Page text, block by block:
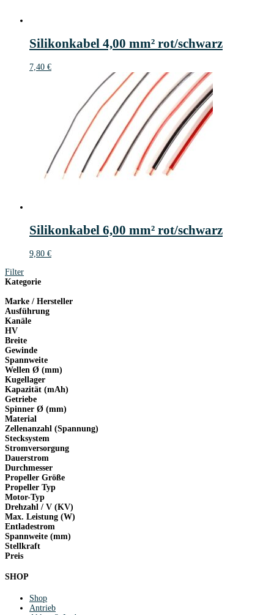
Silikonkabel 4,00 mm² rot/schwarz
7,40 €
Silikonkabel 6,00 mm² rot/schwarz
9,80 €
Filter
Kategorie
Marke / Hersteller
Ausführung
Kanäle
HV
Breite
Gewinde
Spannweite
Wellen Ø (mm)
Kugellager
Kapazität (mAh)
Getriebe
Spinner Ø (mm)
Material
Zellenanzahl (Spannung)
Stecksystem
Stromversorgung
Dauerstrom
Durchmesser
Propeller Größe
Propeller Typ
Motor-Typ
Drehzahl / V (KV)
Max. Leistung (W)
Entladestrom
Spannweite (mm)
Stellkraft
Preis
SHOP
Shop
Antrieb